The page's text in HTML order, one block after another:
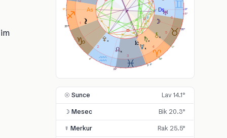
1
2
3
4
5
6
12
20°
14°
5°
4°
4°
29°
0°
9° 9°
1°
25°
☉ Sunce Lav 14.1°
☽ Mesec Bik 20.3°
☿ Merkur Rak 25.5°